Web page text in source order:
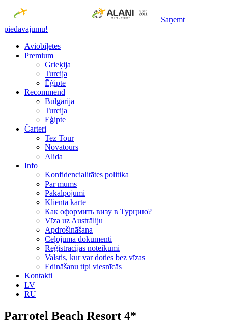
Saņemt
piedāvājumu!
Aviobiļetes
Premium
Grieķija
Turcija
Ēģipte
Recommend
Bulgārija
Turcija
Ēģipte
Čarteri
Tez Tour
Novatours
Alida
Info
Konfidencialitātes politika
Par mums
Рakalpojumi
Klienta karte
Как оформить визу в Турцию?
Vīza uz Austrāliju
Apdrošināšana
Ceļojuma dokumenti
Reģistrācijas noteikumi
Valstis, kur var doties bez vīzas
Ēdināšanu tipi viesnīcās
Kontakti
LV
RU
Parrotel Beach Resort 4*